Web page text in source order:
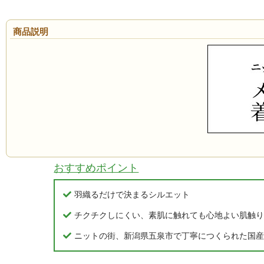
商品説明
おすすめポイント
羽織るだけで決まるシルエット
チクチクしにくい、素肌に触れても心地よい肌触り
ニットの街、新潟県五泉市で丁寧につくられた国